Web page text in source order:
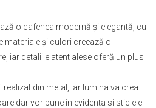
o cafenea modernă și elegantă, cu
materiale și culori creează o
iar detaliile atent alese oferă un plus
realizat din metal, iar lumina va crea
dar vor pune in evidenta si sticlele